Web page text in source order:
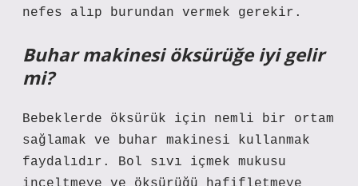
nefes alıp burundan vermek gerekir.
Buhar makinesi öksürüğe iyi gelir
mi?
Bebeklerde öksürük için nemli bir ortam
sağlamak ve buhar makinesi kullanmak
faydalıdır. Bol sıvı içmek mukusu